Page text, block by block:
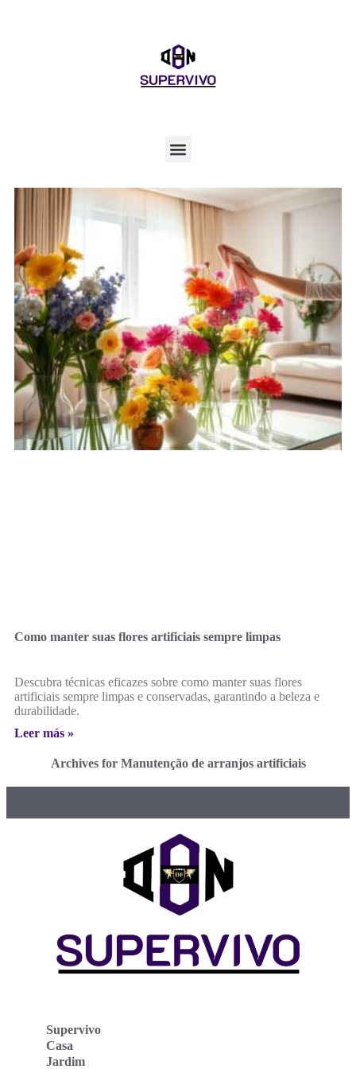
Como manter suas flores artificiais sempre limpas
Descubra técnicas eficazes sobre como manter suas flores
artificiais sempre limpas e conservadas, garantindo a beleza e
durabilidade.
Leer más »
Archives for Manutenção de arranjos artificiais
Supervivo
Casa
Jardim